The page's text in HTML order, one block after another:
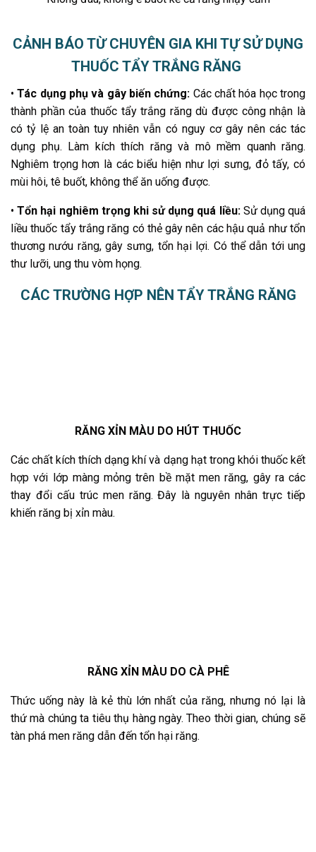
CẢNH BÁO TỪ CHUYÊN GIA KHI TỰ SỬ DỤNG
THUỐC TẨY TRẮNG RĂNG
•Tác dụng phụ và gây biến chứng: Các chất hóa học trong
thành phần của thuốc tẩy trắng răng dù được công nhận là
có tỷ lệ an toàn tuy nhiên vẫn có nguy cơ gây nên các tác
dụng phụ. Làm kích thích răng và mô mềm quanh răng.
Nghiêm trọng hơn là các biểu hiện như lợi sưng, đỏ tấy, có
mùi hôi, tê buốt, không thể ăn uống được.
•Tổn hại nghiêm trọng khi sử dụng quá liều: Sử dụng quá
liều thuốc tẩy trắng răng có thẻ gây nên các hậu quả như tổn
thương nướu răng, gây sưng, tổn hại lợi. Có thể dẫn tới ung
thư lưỡi, ung thu vòm họng.
CÁC TRƯỜNG HỢP NÊN TẨY TRẮNG RĂNG
RĂNG XỈN MÀU DO HÚT THUỐC
Các chất kích thích dạng khí và dạng hạt trong khói thuốc kết
hợp với lớp màng mỏng trên bề mặt men răng, gây ra các
thay đổi cấu trúc men răng. Đây là nguyên nhân trực tiếp
khiến răng bị xỉn màu.
RĂNG XỈN MÀU DO CÀ PHÊ
Thức uống này là kẻ thù lớn nhất của răng, nhưng nó lại là
thứ mà chúng ta tiêu thụ hàng ngày. Theo thời gian, chúng sẽ
tàn phá men răng dẫn đến tổn hại răng.